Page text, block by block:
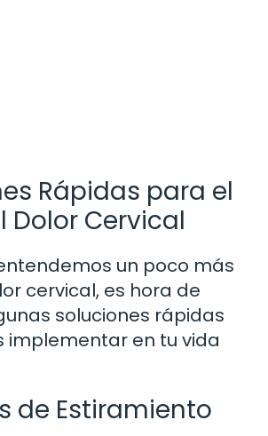
Rápidas para el
Dolor Cervical
un poco más
cervical, es hora de
soluciones rápidas
implementar en tu vida
de Estiramiento